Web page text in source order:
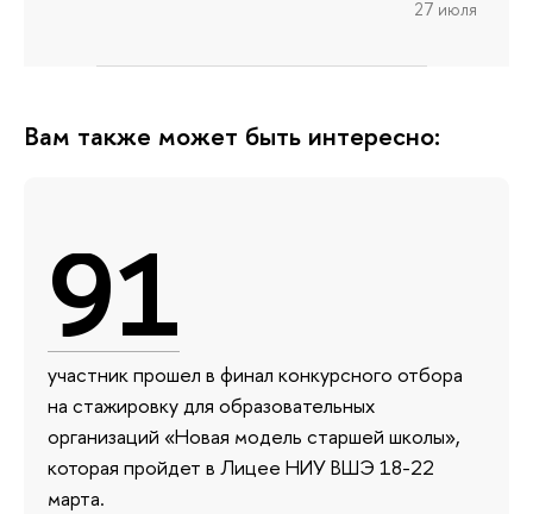
27 июля
Вам также может быть интересно:
91
участник прошел в финал конкурсного отбора
на стажировку для образовательных
организаций «Новая модель старшей школы»,
которая пройдет в Лицее НИУ ВШЭ 18-22
марта.